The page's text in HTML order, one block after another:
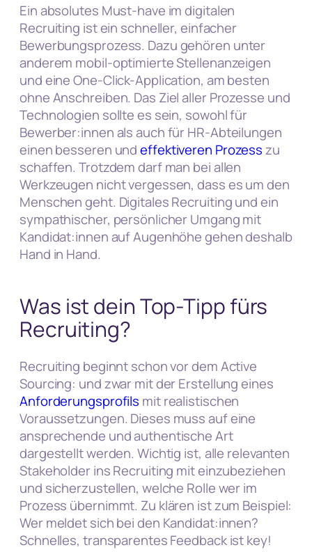
Ein absolutes Must-have im digitalen
Recruiting ist ein schneller, einfacher
Bewerbungsprozess. Dazu gehören unter
anderem mobil-optimierte Stellenanzeigen
und eine One-Click-Application, am besten
ohne Anschreiben. Das Ziel aller Prozesse und
Technologien sollte es sein, sowohl für
Bewerber:innen als auch für HR-Abteilungen
einen besseren undeffektiveren Prozesszu
schaffen. Trotzdem darf man bei allen
Werkzeugen nicht vergessen, dass es um den
Menschen geht. Digitales Recruiting und ein
sympathischer, persönlicher Umgang mit
Kandidat:innen auf Augenhöhe gehen deshalb
Hand in Hand.
Was ist dein Top-Tipp fürs
Recruiting?
Recruiting beginnt schon vor dem Active
Sourcing: und zwar mit der Erstellung eines
Anforderungsprofils mit realistischen
Voraussetzungen. Dieses muss auf eine
ansprechende und authentische Art
dargestellt werden. Wichtig ist, alle relevanten
Stakeholder ins Recruiting mit einzubeziehen
und sicherzustellen, welche Rolle wer im
Prozess übernimmt. Zu klären ist zum Beispiel:
Wer meldet sich bei den Kandidat:innen?
Schnelles, transparentes Feedback ist key!